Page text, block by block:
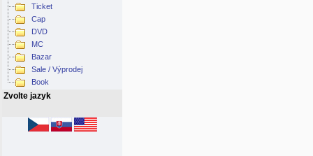
Ticket
Cap
DVD
MC
Bazar
Sale / Výprodej
Book
Zvolte jazyk